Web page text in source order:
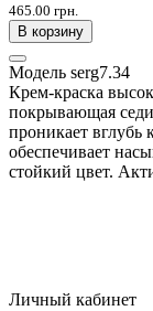
465.00 грн.
В корзину
Модель serg7.34
Крем-краска
покрывающая
проникает вглубь
обеспечивает
стойкий цвет.
Личный кабинет